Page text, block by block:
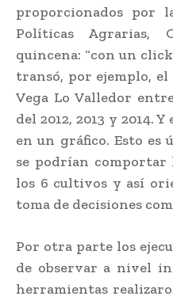
proporcionados por
Políticas Agrarias,
quincena: “con un
transó, por ejemplo, el
Vega Lo Valledor
del 2012, 2013 y 2014.
en un gráfico. Esto es
se podrían comportar
los 6 cultivos y así
toma de decisiones
Por otra parte los
de observar a nivel
herramientas